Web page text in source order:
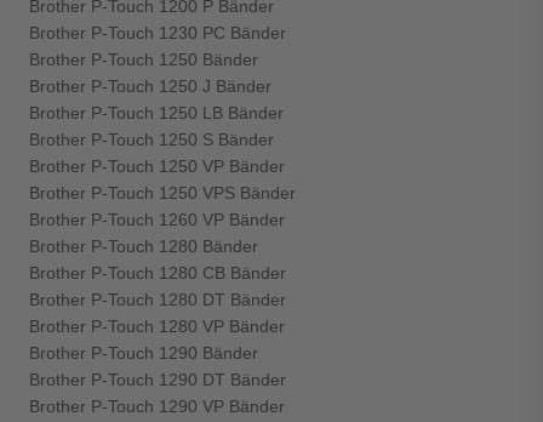
Brother P-Touch 1200 P Bänder
Brother P-Touch 1230 PC Bänder
Brother P-Touch 1250 Bänder
Brother P-Touch 1250 J Bänder
Brother P-Touch 1250 LB Bänder
Brother P-Touch 1250 S Bänder
Brother P-Touch 1250 VP Bänder
Brother P-Touch 1250 VPS Bänder
Brother P-Touch 1260 VP Bänder
Brother P-Touch 1280 Bänder
Brother P-Touch 1280 CB Bänder
Brother P-Touch 1280 DT Bänder
Brother P-Touch 1280 VP Bänder
Brother P-Touch 1290 Bänder
Brother P-Touch 1290 DT Bänder
Brother P-Touch 1290 VP Bänder